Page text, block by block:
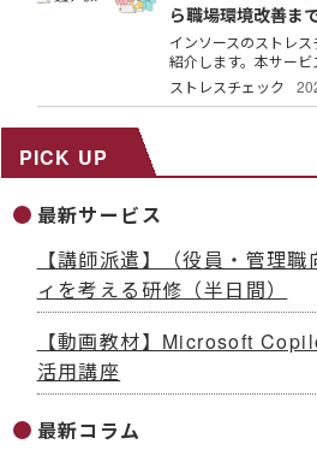
ら職場環境改善ま
インソースのストレ
紹介します。本サービ
ストレスチェック
PICK UP
最新サービス
【講師派遣】（役員・管理
ィを考える研修（半日間）
【動画教材】Microsoft
活用講座
最新コラム